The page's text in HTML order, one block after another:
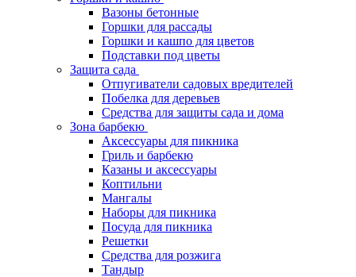
Вазоны бетонные
Горшки для рассады
Горшки и кашпо для цветов
Подставки под цветы
Защита сада
Отпугиватели садовых вредителей
Побелка для деревьев
Средства для защиты сада и дома
Зона барбекю
Аксессуары для пикника
Гриль и барбекю
Казаны и аксессуары
Коптильни
Мангалы
Наборы для пикника
Посуда для пикника
Решетки
Средства для розжига
Тандыр